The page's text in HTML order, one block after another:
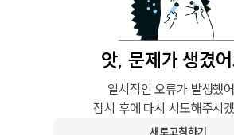
앗, 문제가 생겼
일시적인 오류가 발생했
잠시 후에 다시 시도해주시
새로고침하기